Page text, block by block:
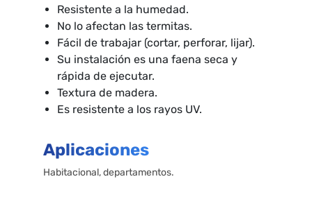
Resistente a la humedad.
No lo afectan las termitas.
Fácil de trabajar (cortar, perforar, lijar).
Su instalación es una faena seca y
rápida de ejecutar.
Textura de madera.
Es resistente a los rayos UV.
Aplicaciones
Habitacional, departamentos.